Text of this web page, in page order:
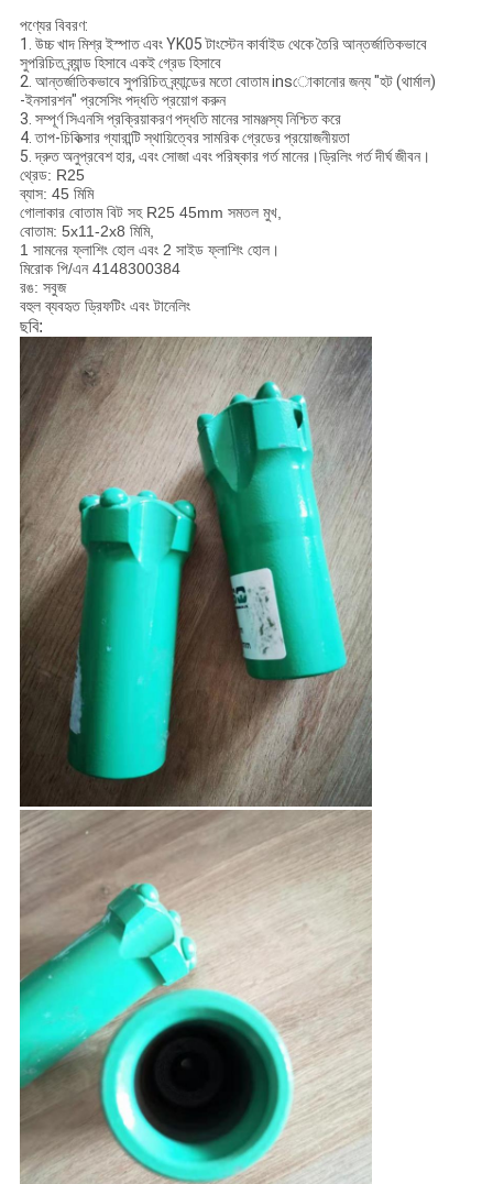
পণ্যের বিবরণ:
1. উচ্চ খাদ মিশ্র ইস্পাত এবং YK05 টাংস্টেন কার্বাইড থেকে তৈরি আন্তর্জাতিকভাবে
সুপরিচিত ব্র্যান্ড হিসাবে একই গ্রেড হিসাবে
2. আন্তর্জাতিকভাবে সুপরিচিত ব্র্যান্ডের মতো বোতাম insোকানোর জন্য "হট (থার্মাল)
-ইনসারশন" প্রসেসিং পদ্ধতি প্রয়োগ করুন
3. সম্পূর্ণ সিএনসি প্রক্রিয়াকরণ পদ্ধতি মানের সামঞ্জস্য নিশ্চিত করে
4. তাপ-চিকিত্সার গ্যারান্টি স্থায়িত্বের সামরিক গ্রেডের প্রয়োজনীয়তা
5. দ্রুত অনুপ্রবেশ হার, এবং সোজা এবং পরিষ্কার গর্ত মানের।ড্রিলিং গর্ত দীর্ঘ জীবন।
থ্রেড: R25
ব্যাস: 45 মিমি
গোলাকার বোতাম বিট সহ R25 45mm সমতল মুখ,
বোতাম: 5x11-2x8 মিমি,
1 সামনের ফ্লাশিং হোল এবং 2 সাইড ফ্লাশিং হোল।
মিরোক পি/এন 4148300384
রঙ: সবুজ
বহুল ব্যবহৃত ড্রিফটিং এবং টানেলিং
ছবি: